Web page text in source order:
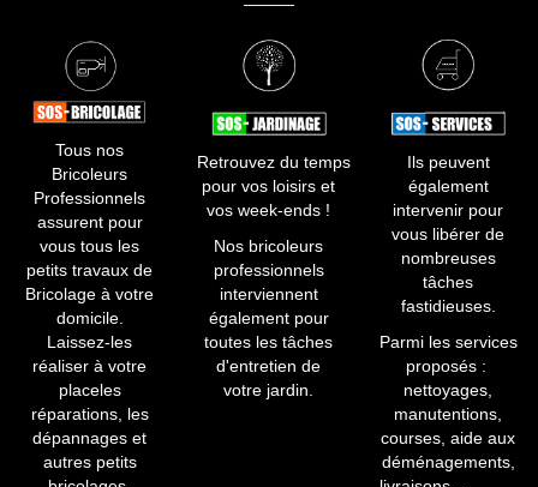
Tous nos
Bricoleurs
Professionnels
assurent pour
vous tous les
petits travaux de
Bricolage à votre
domicile.
Laissez-les
réaliser à votre
placeles
réparations, les
dépannages et
autres petits
Retrouvez du temps
pour vos loisirs et
vos week-ends !
​Nos bricoleurs
professionnels
interviennent
également pour
toutes les tâches
d'entretien de
votre jardin.
Ils peuvent
également
intervenir pour
vous libérer de
nombreuses
tâches
fastidieuses.​
Parmi les services
proposés :
nettoyages,
manutentions,
courses, aide aux
déménagements,